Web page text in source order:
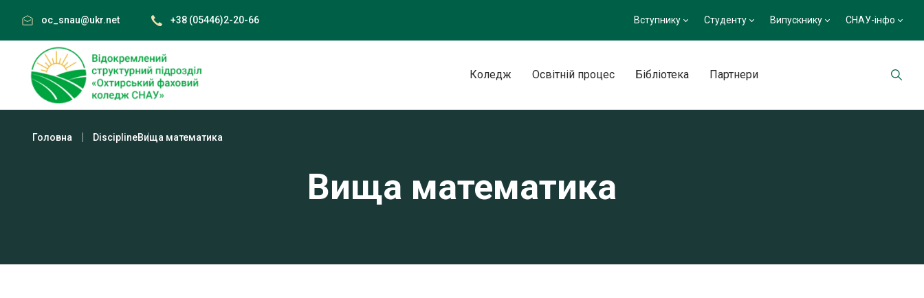
content
oc_snau@ukr.net +38 (05446)2-20-66 Вступнику Студенту Випускнику СНАУ-інфо
Коледж Освітній процес Бібліотека Партнери
Головна DisciplineВища математика
Вища математика